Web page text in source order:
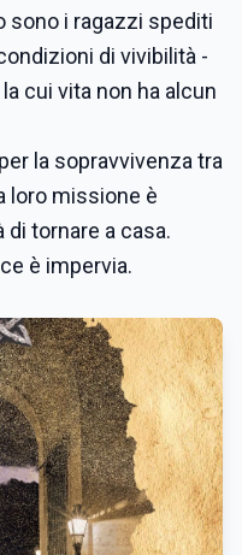
sono i ragazzi spediti
di vivibilità -
cui vita non ha alcun
la sopravvivenza tra
loro missione è
di tornare a casa.
è impervia.